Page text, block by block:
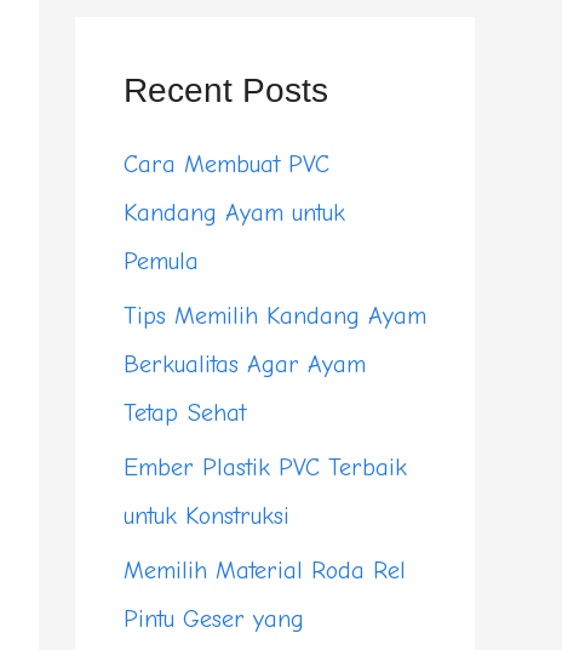
c
f
o
r
Recent Posts
Cara Membuat PVC
Kandang Ayam untuk
Pemula
Tips Memilih Kandang Ayam
Berkualitas Agar Ayam
Tetap Sehat
Ember Plastik PVC Terbaik
untuk Konstruksi
Memilih Material Roda Rel
Pintu Geser yang